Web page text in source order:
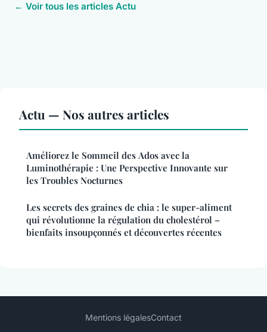
← Voir tous les articles Actu
Actu — Nos autres articles
Améliorez le Sommeil des Ados avec la
Luminothérapie : Une Perspective Innovante sur
les Troubles Nocturnes
Les secrets des graines de chia : le super-aliment
qui révolutionne la régulation du cholestérol –
bienfaits insoupçonnés et découvertes récentes
Mentions légalesContact